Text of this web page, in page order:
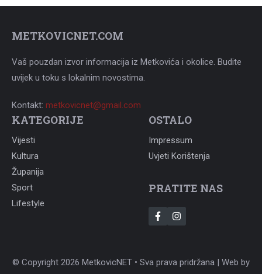
METKOVICNET.COM
Vaš pouzdan izvor informacija iz Metkovića i okolice. Budite
uvijek u toku s lokalnim novostima.
Kontakt: metkovicnet@gmail.com
KATEGORIJE
Vijesti
Kultura
Županija
Sport
Lifestyle
OSTALO
Impressum
Uvjeti Korištenja
PRATITE NAS
© Copyright 2026 MetkovicNET • Sva prava pridržana | Web by